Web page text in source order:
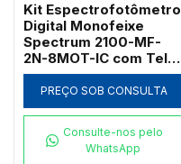
Kit Espectrofotômetro
Digital Monofeixe
Spectrum 2100-MF-
2N-8MOT-IC com Tela
de 7" Banda 2nm 21
CFR e Carrossel 8
Posições
PREÇO SOB CONSULTA
Consulte-nos pelo
WhatsApp